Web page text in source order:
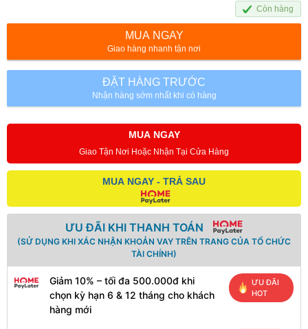
Còn hàng
MUA NGAY
Giao hàng nhanh tận nơi
ĐẶT HÀNG TRƯỚC
Nhận hàng sớm nhất khi có hàng
MUA NGAY
Giao Tận Nơi Hoặc Nhận Tại Cửa Hàng
MUA NGAY - TRẢ SAU
ƯU ĐÃI KHI THANH TOÁN
(SỬ DỤNG KHI XÁC NHẬN KHOẢN VAY TRÊN TRANG CỦA TỔ CHỨC
TÀI CHÍNH)
Giảm 10% – tối đa 500.000đ khi
chọn kỳ hạn 6 & 12 tháng cho khách
hàng mới
ƯU ĐÃI
HOT